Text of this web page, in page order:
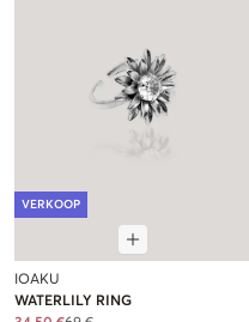
VERKOOP
IOAKU
WATERLILY RING